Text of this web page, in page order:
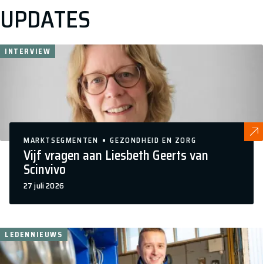
UPDATES
Vijf vragen aan Liesbeth Geerts van
Scinvivo
27 juli 2026
MARKTSEGMENTEN GEZONDHEID EN ZORG
INTERVIEW
LEDENNIEUWS